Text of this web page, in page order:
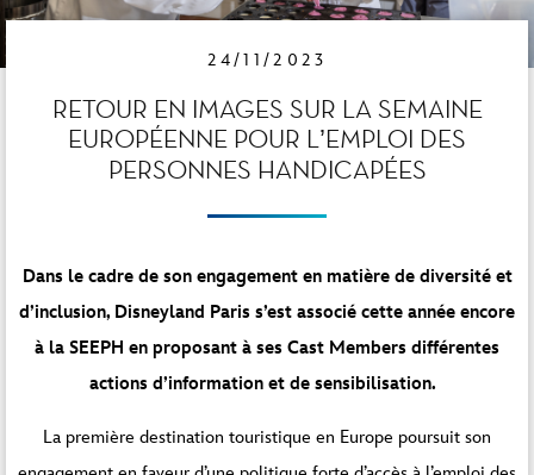
24/11/2023
RETOUR EN IMAGES SUR LA SEMAINE
EUROPÉENNE POUR L’EMPLOI DES
PERSONNES HANDICAPÉES
Dans le cadre de son engagement en matière de diversité et
d’inclusion, Disneyland Paris s’est associé cette année encore
à la SEEPH en proposant à ses Cast Members différentes
actions d’information et de sensibilisation.
La première destination touristique en Europe poursuit son